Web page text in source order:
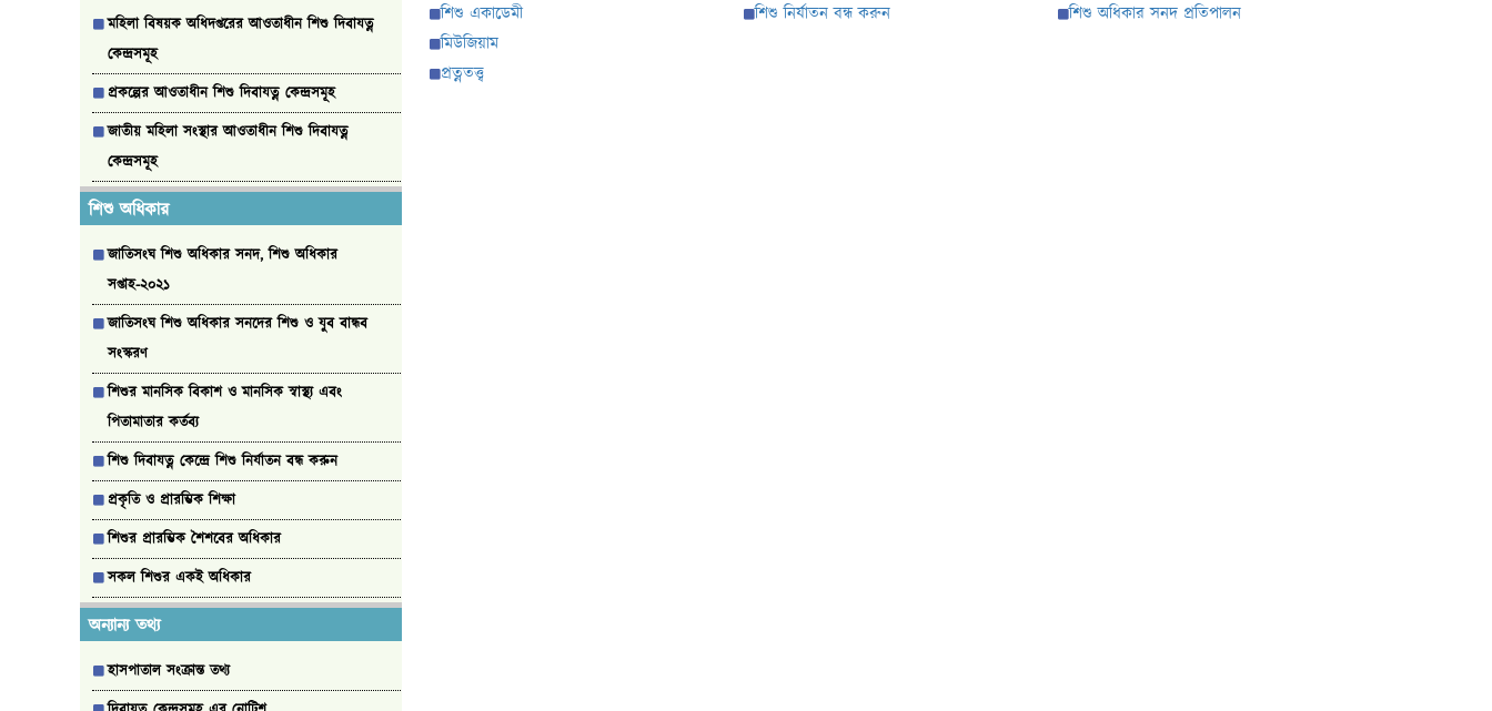
মহিলা বিষয়ক অধিদপ্তরের আওতাধীন শিশু দিবাযত্ন
কেন্দ্রসমূহ
প্রকল্পের আওতাধীন শিশু দিবাযত্ন কেন্দ্রসমূহ
জাতীয় মহিলা সংস্থার আওতাধীন শিশু দিবাযত্ন
কেন্দ্রসমূহ
শিশু অধিকার
জাতিসংঘ শিশু অধিকার সনদ, শিশু অধিকার
সপ্তাহ-২০২১
জাতিসংঘ শিশু অধিকার সনদের শিশু ও যুব বান্ধব
সংস্করণ
শিশুর মানসিক বিকাশ ও মানসিক স্বাস্থ্য এবং
পিতামাতার কর্তব্য
শিশু দিবাযত্ন কেন্দ্রে শিশু নির্যাতন বন্ধ করুন
প্রকৃ‌তি ও প্রার‌ম্ভিক শিক্ষা
শিশুর প্রারম্ভিক শৈশবের অধিকার
সকল শিশুর একই অধিকার
অন্যান্য তথ্য
হাসপাতাল সংক্রান্ত তথ্য
শিশু একাডেমী
মিউজিয়াম
প্রত্নতত্ত্ব
শিশু নির্যাতন বন্ধ করুন শিশু অধিকার সনদ প্রতিপালন